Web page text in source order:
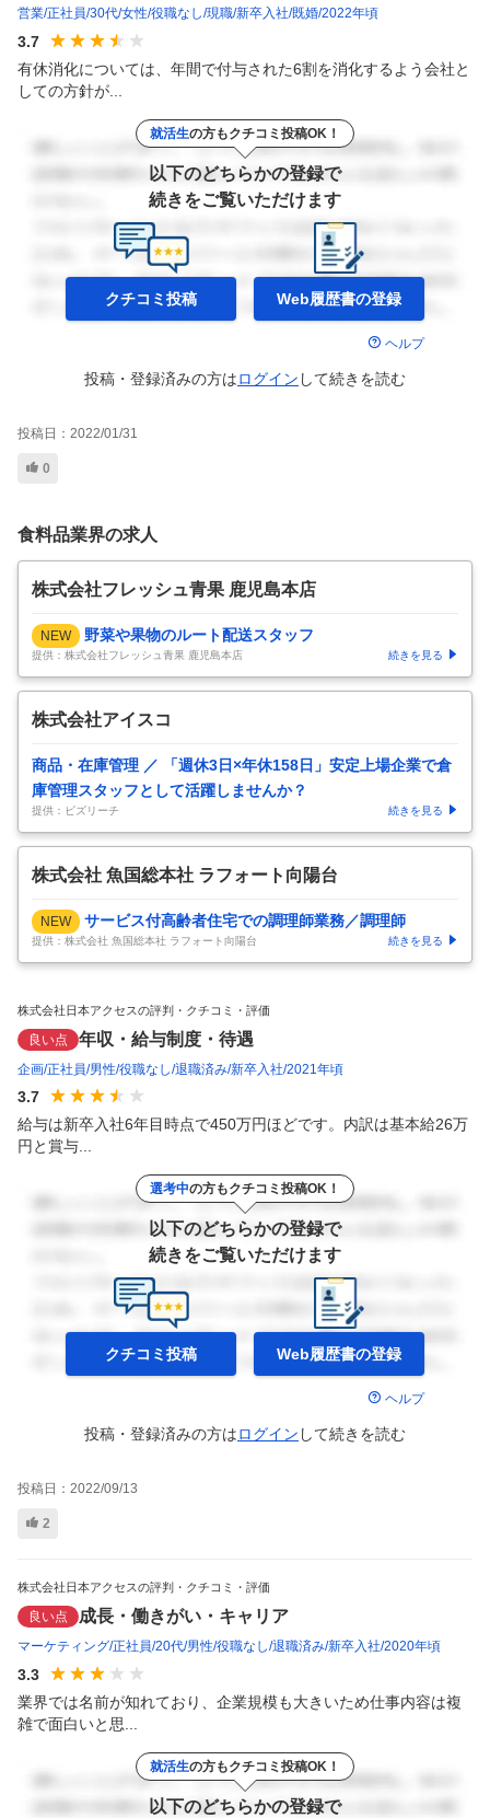
営業 正社員 30代 女性 役職なし 現職 新卒入社 既婚 2022年頃
3.7
有休消化については、年間で付与された6割を消化するよう会社と
しての方針が...
就活生の方もクチコミ投稿OK！
以下のどちらかの登録で
続きをご覧いただけます
クチコミ投稿 Web履歴書の登録
ヘルプ
投稿・登録済みの方はログイン して続きを読む
投稿日： 2022/01/31
0
食料品業界の求人
株式会社フレッシュ青果 鹿児島本店
NEW 野菜や果物のルート配送スタッフ
提供：株式会社フレッシュ青果 鹿児島本店 続きを見る
株式会社アイスコ
商品・在庫管理 ／ 「週休3日×年休158日」安定上場企業で倉
庫管理スタッフとして活躍しませんか？
提供：ビズリーチ 続きを見る
株式会社 魚国総本社 ラフォート向陽台
NEW サービス付高齢者住宅での調理師業務／調理師
提供：株式会社 魚国総本社 ラフォート向陽台 続きを見る
株式会社日本アクセスの評判・クチコミ・評価
良い点 年収・給与制度・待遇
企画 正社員 男性 役職なし 退職済み 新卒入社 2021年頃
3.7
給与は新卒入社6年目時点で450万円ほどです。内訳は基本給26万
円と賞与...
選考中の方もクチコミ投稿OK！
以下のどちらかの登録で
続きをご覧いただけます
クチコミ投稿 Web履歴書の登録
ヘルプ
投稿・登録済みの方はログイン して続きを読む
投稿日： 2022/09/13
2
株式会社日本アクセスの評判・クチコミ・評価
良い点 成長・働きがい・キャリア
マーケティング 正社員 20代 男性 役職なし 退職済み 新卒入社 2020年頃
3.3
業界では名前が知れており、企業規模も大きいため仕事内容は複
雑で面白いと思...
就活生の方もクチコミ投稿OK！
以下のどちらかの登録で